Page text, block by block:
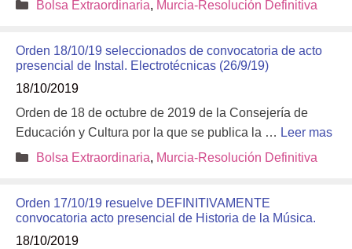
Bolsa Extraordinaria, Murcia-Resolución Definitiva
Orden 18/10/19 seleccionados de convocatoria de acto
presencial de Instal. Electrotécnicas (26/9/19)
18/10/2019
Orden de 18 de octubre de 2019 de la Consejería de
Educación y Cultura por la que se publica la … Leer mas
Categorías
Bolsa Extraordinaria, Murcia-Resolución Definitiva
Orden 17/10/19 resuelve DEFINITIVAMENTE
convocatoria acto presencial de Historia de la Música.
18/10/2019